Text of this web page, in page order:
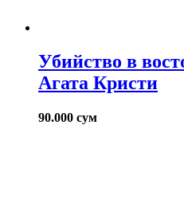
Убийство в
Агата Кристи
90.000 сум